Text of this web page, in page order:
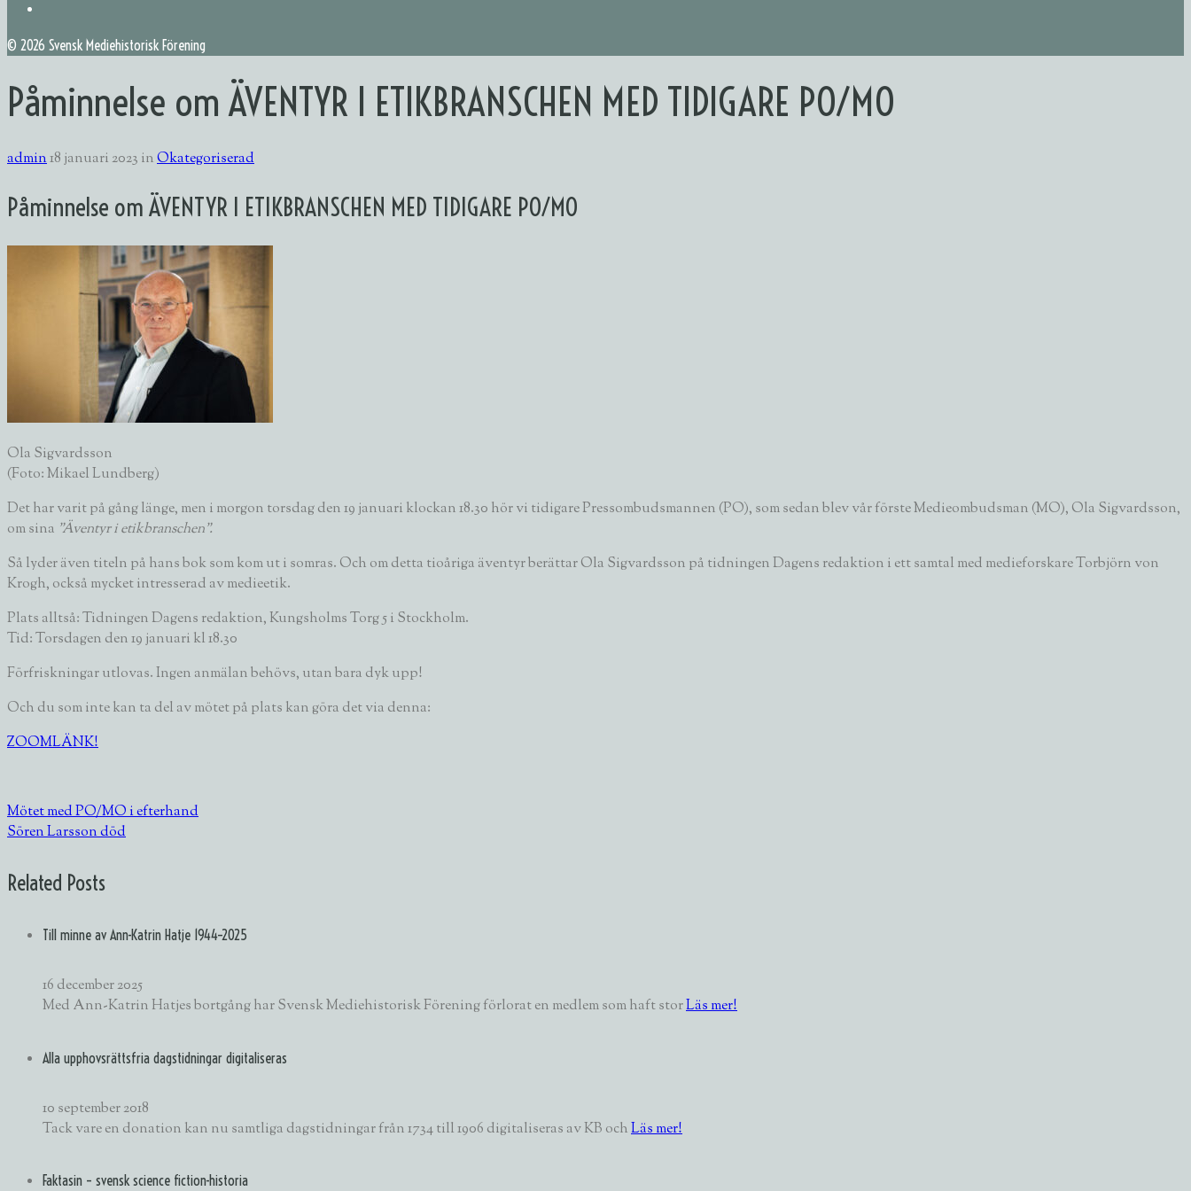
© 2026 Svensk Mediehistorisk Förening
Påminnelse om ÄVENTYR I ETIKBRANSCHEN MED TIDIGARE PO/MO
admin18 januari 2023 inOkategoriserad
Påminnelse om ÄVENTYR I ETIKBRANSCHEN MED TIDIGARE PO/MO
Ola Sigvardsson
(Foto: Mikael Lundberg)
Det har varit på gång länge, men i morgon torsdag den 19 januari klockan 18.30 hör vi tidigare Pressombudsmannen (PO), som sedan blev vår förste Medieombudsman (MO), Ola Sigvardsson,
om sina ”Äventyr i etikbranschen”.
Så lyder även titeln på hans bok som kom ut i somras. Och om detta tioåriga äventyr berättar Ola Sigvardsson på tidningen Dagens redaktion i ett samtal med medieforskareTorbjörn von
Krogh, också mycket intresserad av medieetik.
Plats alltså: Tidningen Dagens redaktion, Kungsholms Torg 5 i Stockholm.
Tid: Torsdagen den 19 januari kl 18.30
Förfriskningar utlovas. Ingen anmälan behövs, utan bara dyk upp!
Och du som inte kan ta del av mötet på plats kan göra det via denna:
ZOOMLÄNK!
Mötet med PO/MO i efterhand
Sören Larsson död
Related Posts
Till minne av Ann-Katrin Hatje 1944–2025
16 december 2025
Med Ann-Katrin Hatjes bortgång har Svensk Mediehistorisk Förening förlorat en medlem som haft storLäs mer!
Alla upphovsrättsfria dagstidningar digitaliseras
10 september 2018
Tack vare en donation kan nu samtliga dagstidningar från 1734 till 1906 digitaliseras av KB ochLäs mer!
Faktasin – svensk science fiction-historia